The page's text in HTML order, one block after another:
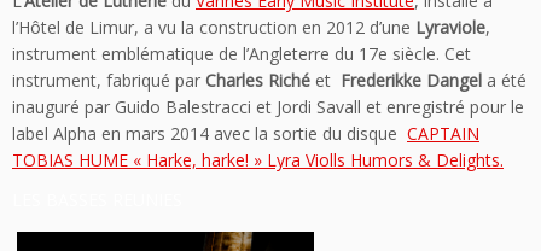
l’Hôtel de Limur, a vu la construction en 2012 d’une Lyraviole,
instrument emblématique de l’Angleterre du 17e siècle. Cet
instrument, fabriqué par Charles Riché et Frederikke Dangel a été
inauguré par Guido Balestracci et Jordi Savall et enregistré pour le
label Alpha en mars 2014 avec la sortie du disque CAPTAIN
TOBIAS HUME « Harke, harke! » Lyra Violls Humors & Delights.